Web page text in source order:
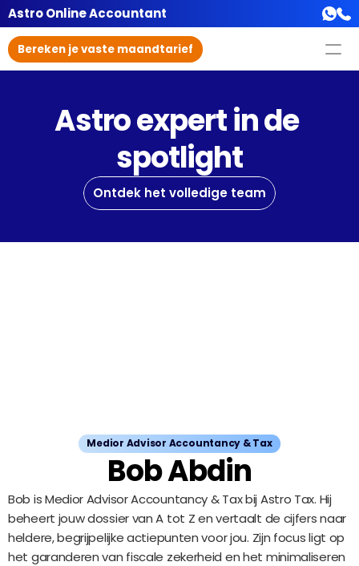
Astro Online Accountant
Bereken je vaste maandtarief
Astro expert in de
spotlight
Ontdek het volledige team
Medior Advisor Accountancy & Tax
Bob Abdin
Bob is Medior Advisor Accountancy & Tax bij Astro Tax. Hij
beheert jouw dossier van A tot Z en vertaalt de cijfers naar
heldere, begrijpelijke actiepunten voor jou. Zijn focus ligt op
het garanderen van fiscale zekerheid en het minimaliseren